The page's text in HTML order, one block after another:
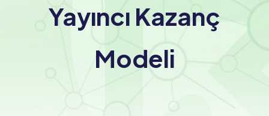
Yayıncı Kazanç
Modeli